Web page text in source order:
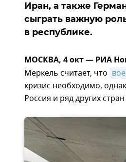
Иран, а также
сыграть важную
в республике.
МОСКВА, 4 окт — РИА
Меркель считает, что
кризис необходимо,
Россия и ряд других